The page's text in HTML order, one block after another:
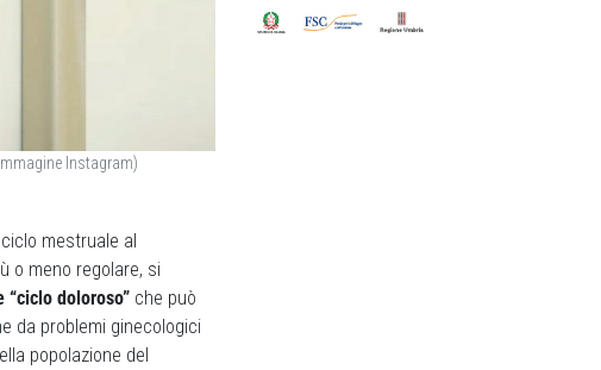
Instagram)
mestruale al
o meno regolare, si
doloroso” che può
da problemi ginecologici
popolazione del